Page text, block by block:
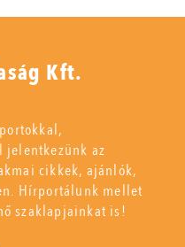
Kft.
jelentkezünk az
cikkek, ajánlók,
Hírportálunk mellet
szaklapjainkat is!